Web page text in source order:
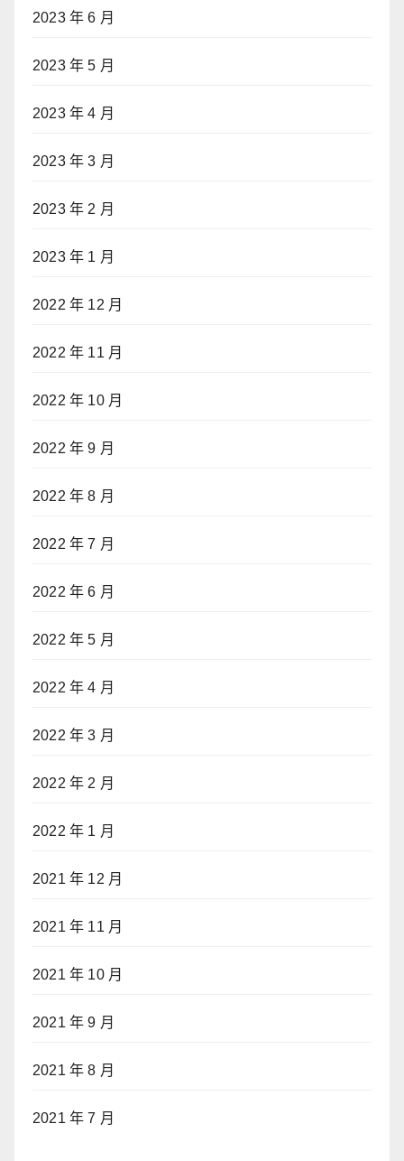
2023 年 6 月
2023 年 5 月
2023 年 4 月
2023 年 3 月
2023 年 2 月
2023 年 1 月
2022 年 12 月
2022 年 11 月
2022 年 10 月
2022 年 9 月
2022 年 8 月
2022 年 7 月
2022 年 6 月
2022 年 5 月
2022 年 4 月
2022 年 3 月
2022 年 2 月
2022 年 1 月
2021 年 12 月
2021 年 11 月
2021 年 10 月
2021 年 9 月
2021 年 8 月
2021 年 7 月